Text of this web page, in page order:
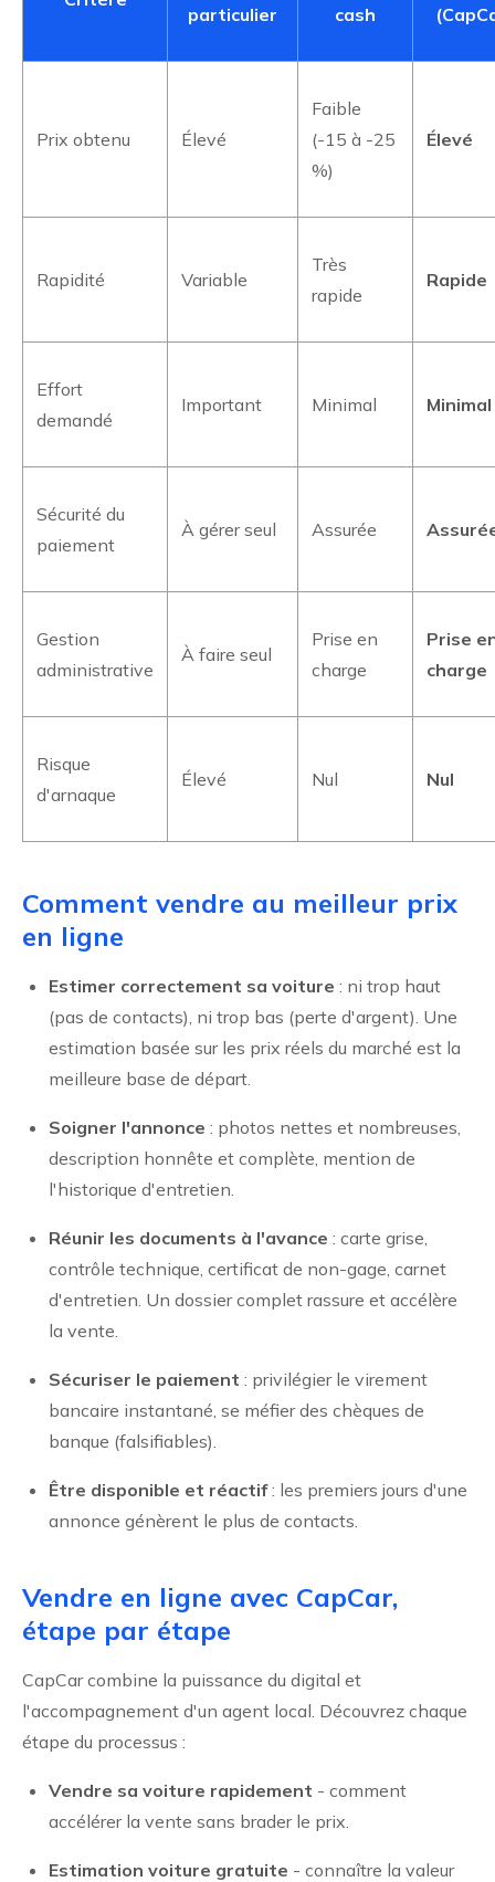
particulier cash
Prix obtenu Élevé
Faible
(-15 à -25
%)
Élevé
Rapidité Variable
Très
rapide
Rapide
Effort
demandé
Important Minimal Minimal
Sécurité du
paiement
À gérer seul Assurée
Gestion
administrative
À faire seul
Prise en
charge
Prise
charge
Risque
d'arnaque
Élevé Nul Nul
Comment vendre au meilleur prix
en ligne
Estimer correctement sa voiture : ni trop haut
(pas de contacts), ni trop bas (perte d'argent). Une
estimation basée sur les prix réels du marché est la
meilleure base de départ.
Soigner l'annonce : photos nettes et nombreuses,
description honnête et complète, mention de
l'historique d'entretien.
Réunir les documents à l'avance : carte grise,
contrôle technique, certificat de non-gage, carnet
d'entretien. Un dossier complet rassure et accélère
la vente.
Sécuriser le paiement : privilégier le virement
bancaire instantané, se méfier des chèques de
banque (falsifiables).
Être disponible et réactif: les premiers jours d'une
annonce génèrent le plus de contacts.
Vendre en ligne avec CapCar,
étape par étape
CapCar combine la puissance du digital et
l'accompagnement d'un agent local. Découvrez chaque
étape du processus :
Vendre sa voiture rapidement - comment
accélérer la vente sans brader le prix.
Estimation voiture gratuite - connaître la valeur